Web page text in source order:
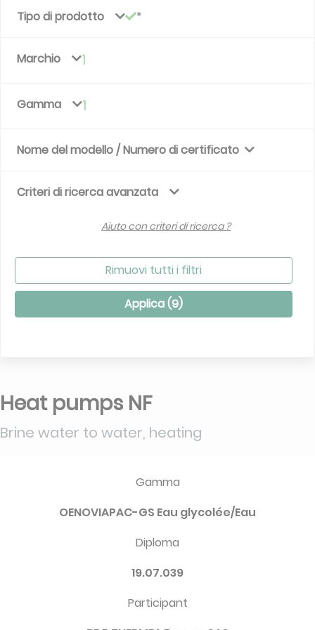
Tipo di prodotto
Marchio 1
Gamma 1
Nome del modello / Numero di certificato
Criteri di ricerca avanzata
Aiuto con criteri di ricerca ?
Rimuovi tutti i filtri
Applica (9)
Heat pumps NF
Brine water to water, heating
Gamma
OENOVIAPAC-GS Eau glycolée/Eau
Diploma
19.07.039
Participant